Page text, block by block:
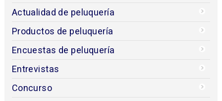
Actualidad de peluquería
Productos de peluquería
Encuestas de peluquería
Entrevistas
Concurso